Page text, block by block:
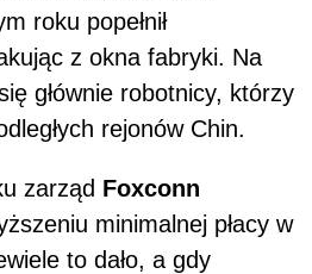
roku popełnił
z okna fabryki. Na
głównie robotnicy, którzy
rejonów Chin.
zarząd Foxconn
minimalnej płacy w
to dało, a gdy